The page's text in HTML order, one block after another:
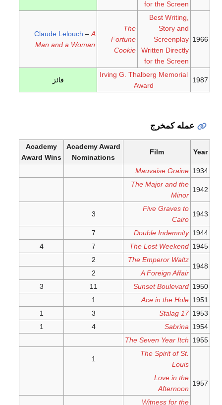
for the Screen
1966
Best Writing,
Story and
Screenplay
Written Directly
for the Screen
The
Fortune
Cookie
Claude Lelouch –A
Man and a Woman
1987
Irving G. Thalberg Memorial
Award
فائز
عمله كمخرج
Year
Film
Academy Award
Nominations
Academy
Award Wins
1934
Mauvaise Graine
1942
The Major and the
Minor
1943
Five Graves to
Cairo
3
1944
Double Indemnity
7
1945
The Lost Weekend
7
4
1948
The Emperor Waltz
2
A Foreign Affair
2
1950
Sunset Boulevard
11
3
1951
Ace in the Hole
1
1953
Stalag 17
3
1
1954
Sabrina
4
1
1955
The Seven Year Itch
1957
The Spirit of St.
Louis
1
Love in the
Afternoon
Witness for the